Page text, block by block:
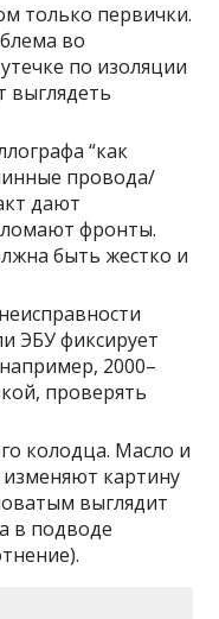
только первички.
во
по изоляции
выглядеть
“как
провода/
дают
фронты.
быть жестко и
ЭБУ фиксирует
2000–
проверять
колодца. Масло и
изменяют картину
выглядит
в подводе